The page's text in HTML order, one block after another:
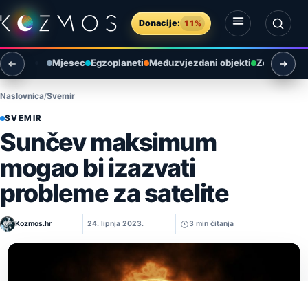
Preskoči na sadržaj
Donacije: 11%
Otvori izbornik
Otvori pretragu
Mjesec Egzoplaneti Međuzvjezdani objekti Zemlja i
Naslovnica Svemir
SVEMIR
Sunčev maksimum
mogao bi izazvati
probleme za satelite
Kozmos.hr 24. lipnja 2023. 3 min čitanja